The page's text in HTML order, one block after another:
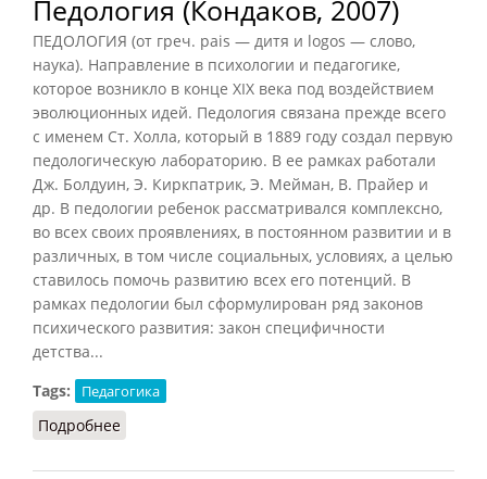
Педология (Кондаков, 2007)
ПЕДОЛОГИЯ (от греч. pais — дитя и logos — слово,
наука). Направление в психологии и педагогике,
которое возникло в конце XIX века под воздействием
эволюционных идей. Педология связана прежде всего
с именем Ст. Холла, который в 1889 году создал первую
педологическую лабораторию. В ее рамках работали
Дж. Болдуин, Э. Киркпатрик, Э. Мейман, В. Прайер и
др. В педологии ребенок рассматривался комплексно,
во всех своих проявлениях, в постоянном развитии и в
различных, в том числе социальных, условиях, а целью
ставилось помочь развитию всех его потенций. В
рамках педологии был сформулирован ряд законов
психического развития: закон специфичности
детства...
Tags:
Педагогика
Подробнее